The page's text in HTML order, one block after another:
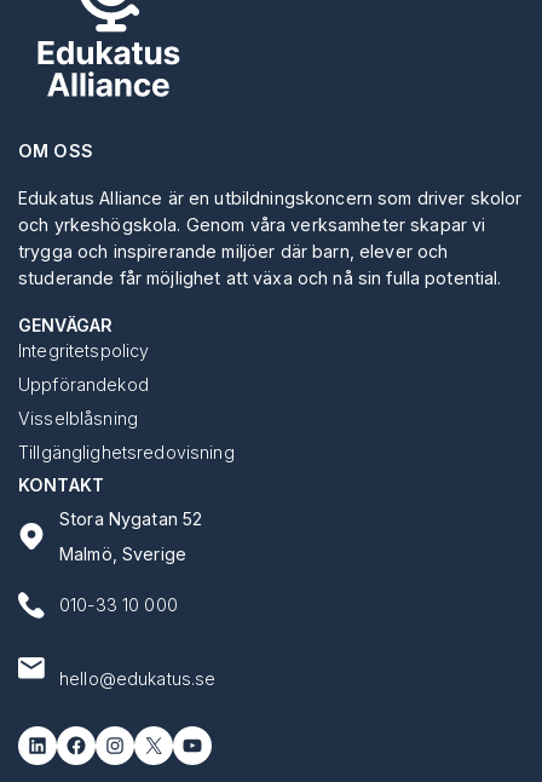
OM OSS
Edukatus Alliance är en utbildningskoncern som driver skolor
och yrkeshögskola. Genom våra verksamheter skapar vi
trygga och inspirerande miljöer där barn, elever och
studerande får möjlighet att växa och nå sin fulla potential.
GENVÄGAR
Integritetspolicy
Uppförandekod
Visselblåsning
Tillgänglighetsredovisning
KONTAKT
Stora Nygatan 52
Malmö, Sverige
010-33 10 000
hello@edukatus.se
LinkedIn Facebook Instagram X YouTube